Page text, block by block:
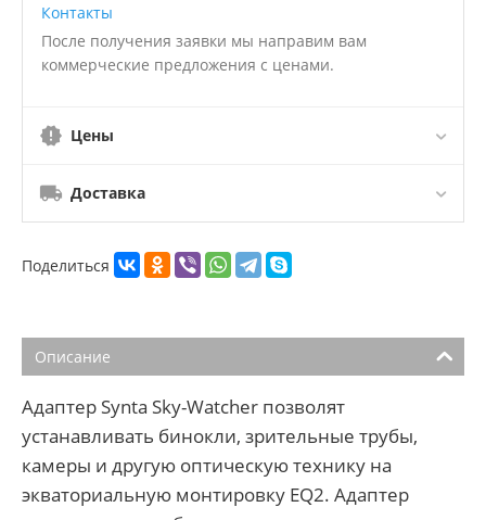
Контакты
После получения заявки мы направим вам
коммерческие предложения с ценами.
Цены
Доставка
Поделиться
Описание
Адаптер Synta Sky-Watcher позволят
устанавливать бинокли, зрительные трубы,
камеры и другую оптическую технику на
экваториальную монтировку EQ2. Адаптер